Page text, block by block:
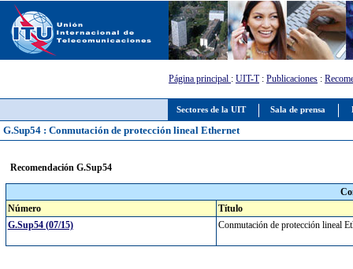
Sectores de la UIT Sala de prensa
Página principal : UIT-T: Publicaciones :
G.Sup54 : Conmutación de protección lineal Ethernet
Recomendación G.Sup54
Número
Título
G.Sup54 (07/15)
Conmutación de protección lineal